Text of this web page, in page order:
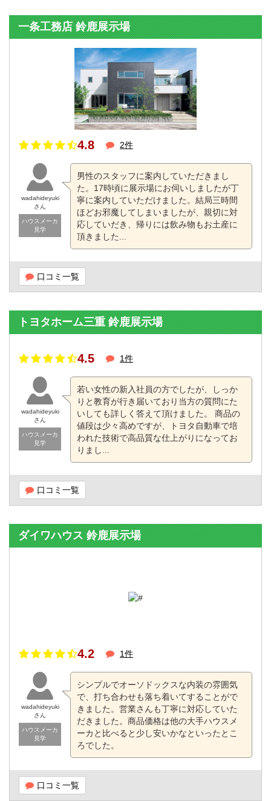
一条工務店 鈴鹿展示場
4.8 2件
wadahideyuki
さん
ハウスメーカ
見学
男性のスタッフに案内していただきまし
た。17時頃に展示場にお伺いしましたが丁
寧に案内していただけました。結局三時間
ほどお邪魔してしまいましたが、親切に対
応していだき、帰りには飲み物もお土産に
頂きました...
口コミ一覧
トヨタホーム三重 鈴鹿展示場
4.5 1件
wadahideyuki
さん
ハウスメーカ
見学
若い女性の新入社員の方でしたが、しっか
りと教育が行き届いており当方の質問にた
いしても詳しく答えて頂けました。 商品の
値段は少々高めですが、トヨタ自動車で培
われた技術で高品質な仕上がりになってお
りまし...
口コミ一覧
ダイワハウス 鈴鹿展示場
4.2 1件
wadahideyuki
さん
ハウスメーカ
見学
シンプルでオーソドックスな内装の雰囲気
で、打ち合わせも落ち着いてすることがで
きました。営業さんも丁寧に対応していた
だきました。商品価格は他の大手ハウスメ
ーカと比べると少し安いかなといったとこ
ろでした。
口コミ一覧